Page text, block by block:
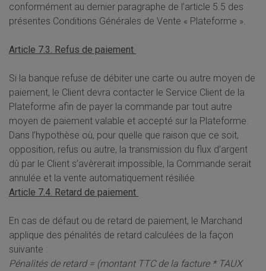
conformément au dernier paragraphe de l’article 5.5 des
présentes Conditions Générales de Vente « Plateforme ».
Article 7.3. Refus de paiement
Si la banque refuse de débiter une carte ou autre moyen de
paiement, le Client devra contacter le Service Client de la
Plateforme afin de payer la commande par tout autre
moyen de paiement valable et accepté sur la Plateforme.
Dans l’hypothèse où, pour quelle que raison que ce soit,
opposition, refus ou autre, la transmission du flux d’argent
dû par le Client s’avèrerait impossible, la Commande serait
annulée et la vente automatiquement résiliée.
Article 7.4. Retard de paiement
En cas de défaut ou de retard de paiement, le Marchand
applique des pénalités de retard calculées de la façon
suivante :
Pénalités de retard = (montant TTC de la facture * TAUX